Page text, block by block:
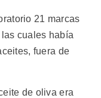
21 marcas
cuales había
fuera de
de oliva era